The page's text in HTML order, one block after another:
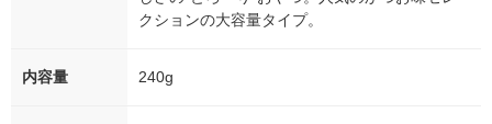
クションの大容量タイプ。
内容量 240g